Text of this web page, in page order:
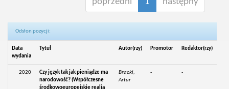
Odsłon pozycji:
Data
wydania
Tytuł Autor(rzy) Promotor Redaktor(rzy)
2020
Czy język tak jak pieniądze ma
narodowość? (Współczesne
środkowoeuropejskie realia
Bracki,
Artur
- -